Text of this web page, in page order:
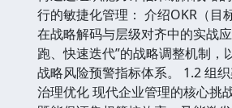
行的敏捷化管理： 介绍OKR（目
在战略解码与层级对齐中的实战
跑、快速迭代”的战略调整机制，
战略风险预警指标体系。 1.2 组
治理优化 现代企业管理的核心挑